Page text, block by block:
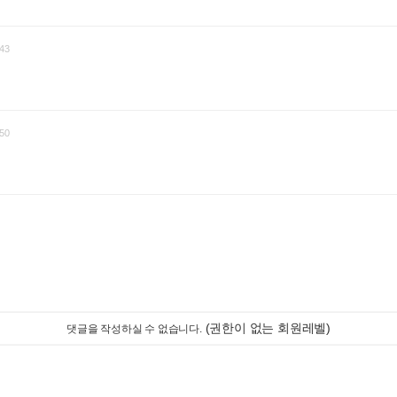
댓글을 작성하실 수 없습니다. (권한이 없는 회원레벨)